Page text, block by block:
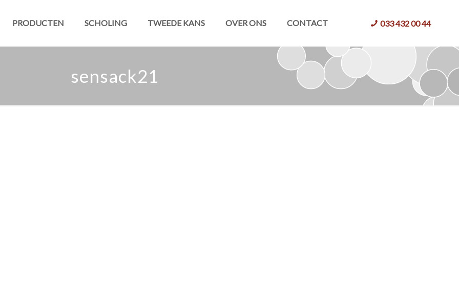
PRODUCTEN SCHOLING TWEEDE KANS OVER ONS CONTACT 033 432 00 44
sensack21